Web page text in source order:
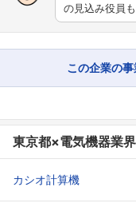
の見込み役員
この企業の
東京都×電気機器業
カシオ計算機